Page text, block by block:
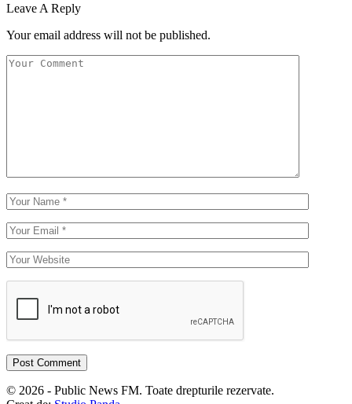
Leave A Reply
Your email address will not be published.
© 2026 - Public News FM. Toate drepturile rezervate.